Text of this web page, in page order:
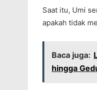
Saat itu, Umi
apakah tidak
Baca juga:
hingga